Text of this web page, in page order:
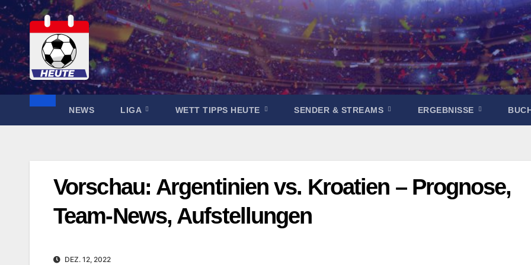
Zum
Inhalt
springen
NEWS LIGA WETT TIPPS HEUTE SENDER & STREAMS ERGEBNISSE
Vorschau: Argentinien vs. Kroatien – Prognose,
Team-News, Aufstellungen
DEZ. 12, 2022